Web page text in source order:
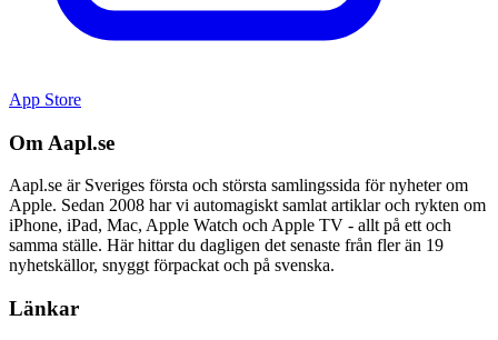
App Store
Om Aapl.se
Aapl.se är Sveriges första och största samlingssida för nyheter om
Apple. Sedan 2008 har vi automagiskt samlat artiklar och rykten om
iPhone, iPad, Mac, Apple Watch och Apple TV - allt på ett och
samma ställe. Här hittar du dagligen det senaste från fler än 19
nyhetskällor, snyggt förpackat och på svenska.
Länkar